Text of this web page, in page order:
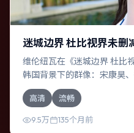
迷城边界 杜比视界未删
维伦纽瓦在《迷城边界 杜比
韩国背景下的群像：宋康昊
为一部传记作品，故事从日
的结局；视听语言统一，情感
高清 流畅
9.5万 135个月前